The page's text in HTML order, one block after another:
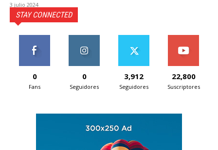
3 julio 2024
STAY CONNECTED
0
Fans
0
Seguidores
3,912
Seguidores
22,800
Suscriptores